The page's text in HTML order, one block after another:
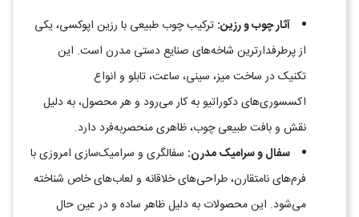
آثار چوب و رزین: ترکیب چوب طبیعی با رزین اپوکسی، یکی
از پرطرفدارترین شاخه‌های صنایع دستی مدرن است. این
تکنیک در ساخت میز، سینی، ساعت، تابلو و انواع
اکسسوری‌های دکوراتیو به کار می‌رود و هر محصول، به دلیل
نقش و بافت طبیعی چوب، ظاهری منحصربه‌فرد دارد.
سفال و سرامیک مدرن: سفالگری و سرامیک‌سازی امروزی با
فرم‌های نامتقارن، طراحی‌های خلاقانه و لعاب‌های خاص شناخته
می‌شود. این محصولات به دلیل ظاهر ساده و در عین حال